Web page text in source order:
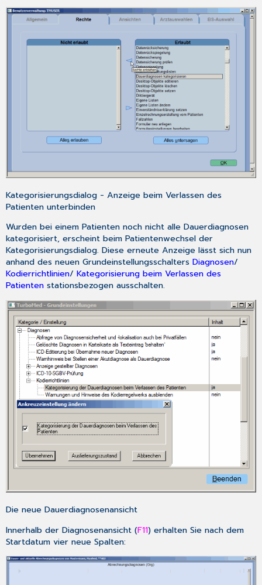
Kategorisierungsdialog - Anzeige beim Verlassen des
Patienten unterbinden
Wurden bei einem Patienten noch nicht alle Dauerdiagnosen
kategorisiert, erscheint beim Patientenwechsel der
Kategorisierungsdialog. Diese erneute Anzeige lässt sich nun
anhand des neuen GrundeinstellungsschaltersDiagnosen/
Kodierrichtlinien/Kategorisierung beim Verlassen des
Patienten stationsbezogen ausschalten.
Die neue Dauerdiagnosenansicht
Innerhalb der Diagnosenansicht (F11) erhalten Sie nach dem
Startdatum vier neue Spalten: